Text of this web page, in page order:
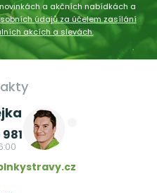
a akčních nabídkách a
údajů za účelem zasílání
akcích a slevách.